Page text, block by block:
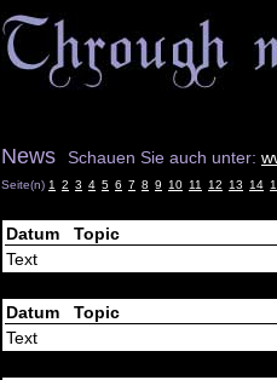
News Schauen Sie auch unter:
Seite(n) 1 2 3 4 5 6 7 8 9 10 11 12 13 14
Datum Topic
Text
Datum Topic
Text